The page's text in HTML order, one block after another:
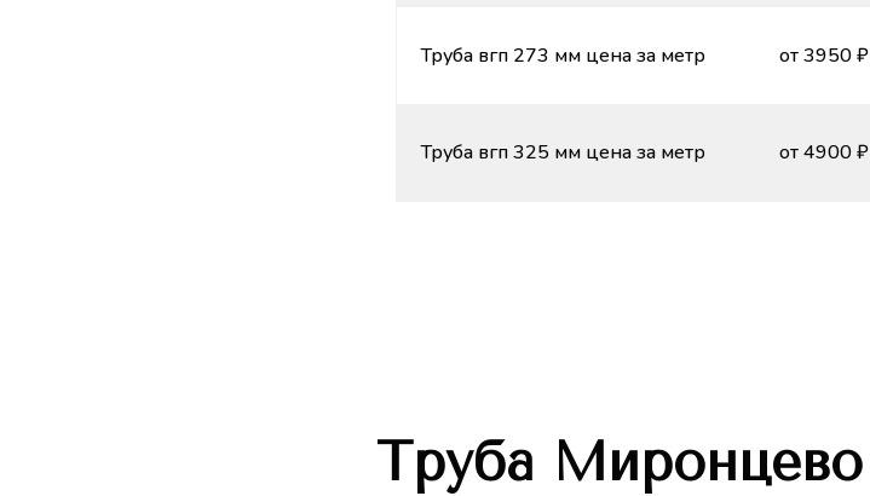
Труба вгп 273 мм цена за метр от 3950 ₽
Труба вгп 325 мм цена за метр от 4900 ₽
Труба Миронцево